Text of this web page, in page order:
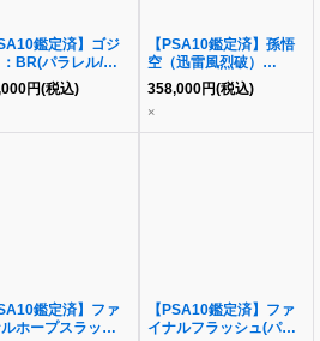
鑑定済】ゴジ
BR(パラレル/シ
/金文字)《SR☆》
007}
円(税込)
【PSA10鑑定済】孫悟
空（迅雷風烈破）
《GDR★》{APT-006}
358,000円(税込)
×
鑑定済】ファ
ホープスラッシュ
【PSA10鑑定済】ファ
イナルフラッシュ(パラ